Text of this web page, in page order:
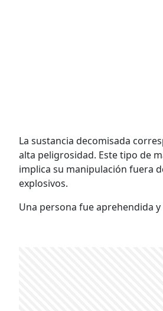
La sustancia decomisada
alta peligrosidad. Este tipo de
implica su manipulación fuera
explosivos.
Una persona fue aprehendida